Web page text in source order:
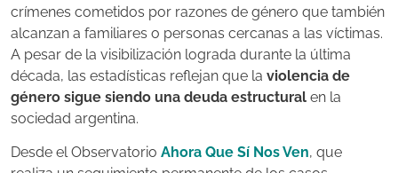
crímenes cometidos por razones de género que también
alcanzan a familiares o personas cercanas a las víctimas.
A pesar de la visibilización lograda durante la última
década, las estadísticas reflejan que la violencia de
género sigue siendo una deuda estructural en la
sociedad argentina.
Desde el Observatorio Ahora Que Sí Nos Ven, que